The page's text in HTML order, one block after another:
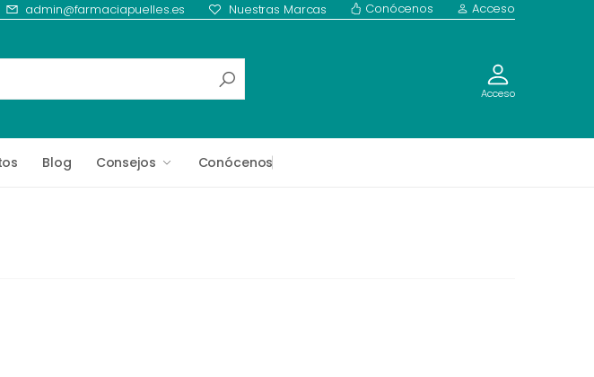
admin@farmaciapuelles.es Nuestras Marcas Conócenos Acceso
Acceso
Blog Consejos Conócenos